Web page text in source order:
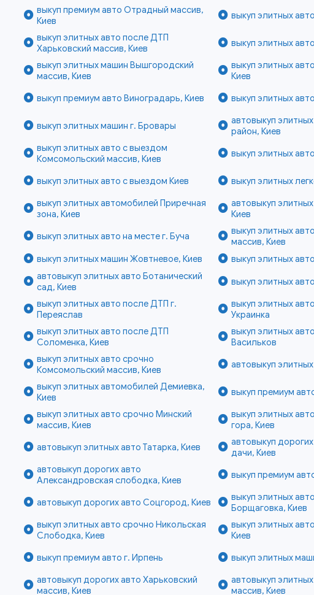
выкуп премиум авто Отрадный массив,
Киев
выкуп элитных
выкуп элитных авто после ДТП
Харьковский массив, Киев
выкуп элитных
выкуп элитных машин Вышгородский
массив, Киев
выкуп элитных
Киев
выкуп премиум авто Виноградарь, Киев
выкуп элитных
выкуп элитных машин г. Бровары
автовыкуп
район, Киев
выкуп элитных авто с выездом
Комсомольский массив, Киев
выкуп элитных
выкуп элитных авто с выездом Киев выкуп элитных
выкуп элитных автомобилей Приречная
зона, Киев
автовыкуп
Киев
выкуп элитных авто на месте г. Буча
выкуп элитных
массив, Киев
выкуп элитных машин Жовтневое, Киев
выкуп элитных
автовыкуп элитных авто Ботанический
сад, Киев
выкуп элитных
выкуп элитных авто после ДТП г.
Переяслав
выкуп элитных
Украинка
выкуп элитных авто после ДТП
Соломенка, Киев
выкуп элитных
Васильков
выкуп элитных авто срочно
Комсомольский массив, Киев
автовыкуп
выкуп элитных автомобилей Демиевка,
Киев
выкуп премиум
выкуп элитных авто срочно Минский
массив, Киев
выкуп элитных
гора, Киев
автовыкуп элитных авто Татарка, Киев
автовыкуп
дачи, Киев
автовыкуп дорогих авто
Александровская слободка, Киев
выкуп премиум
автовыкуп дорогих авто Соцгород, Киев
выкуп элитных
Борщаговка, Киев
выкуп элитных авто срочно Никольская
Слободка, Киев
выкуп элитных
Киев
выкуп премиум авто г. Ирпень выкуп элитных
автовыкуп дорогих авто Харьковский
массив, Киев
автовыкуп
массив, Киев